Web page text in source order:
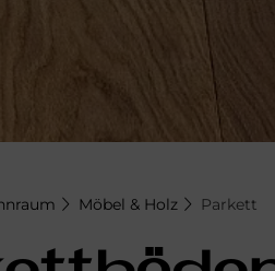
Möbel & Holz Parkett